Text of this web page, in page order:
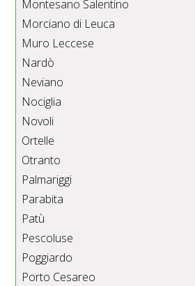
Montesano Salentino
Morciano di Leuca
Muro Leccese
Nardò
Neviano
Nociglia
Novoli
Ortelle
Otranto
Palmariggi
Parabita
Patù
Pescoluse
Poggiardo
Porto Cesareo